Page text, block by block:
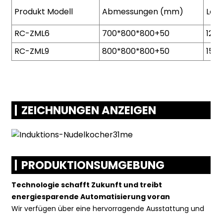
Produkt Modell Abmessungen (mm)
RC-ZML6
700*800*800+50
RC-ZML9
800*800*800+50
ZEICHNUNGEN ANZEIGEN
PRODUKTIONSUMGEBUNG
Technologie schafft Zukunft und treibt
energiesparende Automatisierung voran
Wir verfügen über eine hervorragende Ausstattung und